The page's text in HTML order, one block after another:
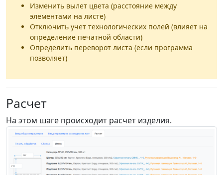
Изменить вылет цвета (расстояние между
элементами на листе)
Отключить учет технологических полей (влияет на
определение печатной области)
Определить переворот листа (если программа
позволяет)
Расчет
На этом шаге происходит расчет изделия.